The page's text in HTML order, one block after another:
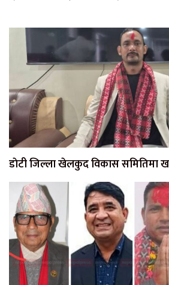
डाेटी जिल्ला खेलकुद विकास समितिमा